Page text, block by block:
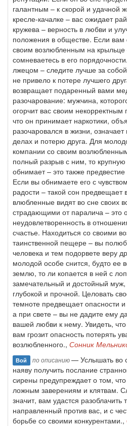
галантным – к скорой и
кресле-качалке – вас ожидает
кружева – верность в любви и
положения в обществе. Если вам
своим возлюбленным на крыльце
сомневаетесь в его
лжецом – следите лучше за
не привело к потере лучшего
возвращает подаренный вами
разочарование: мужчина,
огорчит вас своим некорректным
что он принимает наркотики,
разочаровался в жизни,
делах и потерю друга. Для
компании со своим
полный разрыв с ним, то
обнимает – это также
Если вы обнимаете его с
радости – такой сон предвещает
влюбленные видят во сне своих
страдающими от паралича – это
неудовлетворенность в
счастье. Находиться со своими
таинственной пещере – вы
человека и тем подорвете веру
молодой особе снится, будто ее
землю, то ли копается в ней с
замечательный и достойный муж,
глубокой и прочной. Целовать
темноте предвещает опасности и
а при свете – вы не дадите ему
вашей любви к нему. Увидеть,
вам грозит опасность потерять
возлюбленного., Сонник
Вой по описанию— Услышать во
наяву получить послание
сирены предупреждает о том,
ложным заверениям и клятвам.
значит, вам удастся разоблачить
направленный против вас, и с
борьбе со своими конкурентами.,